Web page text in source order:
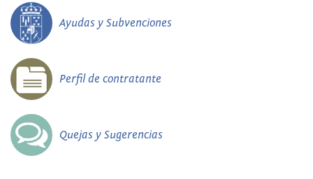
Ayudas y Subvenciones
Perfil de contratante
Quejas y Sugerencias